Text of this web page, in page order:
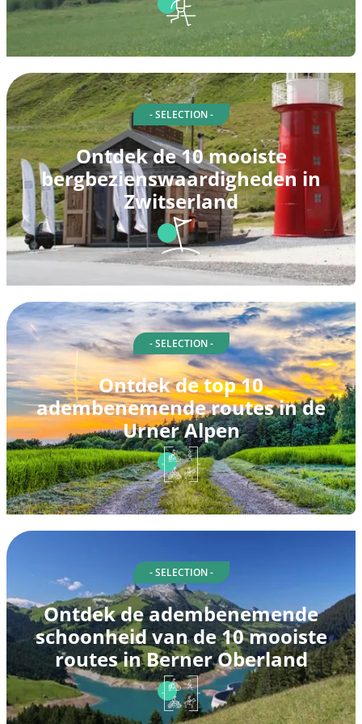
- SELECTION -
Ontdek de 10 mooiste
bergbezienswaardigheden in
Zwitserland
- SELECTION -
Ontdek de top 10
adembenemende routes in de
Urner Alpen
- SELECTION -
Ontdek de adembenemende
schoonheid van de 10 mooiste
routes in Berner Oberland